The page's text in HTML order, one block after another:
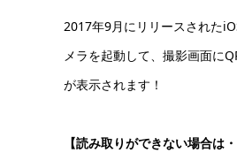
2017年9月にリリースされた
メラを起動して、撮影画面に
が表示されます！
【読み取りができない場合は・